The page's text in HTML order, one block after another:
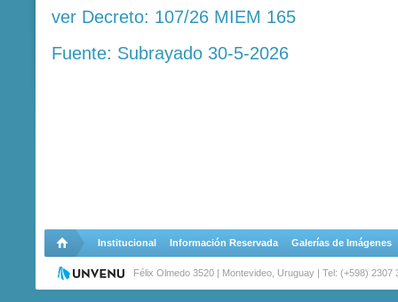
ver Decreto: 107/26 MIEM 165
Fuente: Subrayado 30-5-2026
Institucional Información Reservada Galerías de Imágenes
Félix Olmedo 3520 | Montevideo, Uruguay | Tel: (+598)